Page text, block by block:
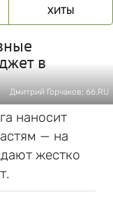
ХИТЫ
в
Дмитрий Горчаков; 66.RU
наносит
— на
жестко